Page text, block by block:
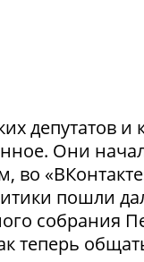
депутатов
Они
во
пошли
собрания
теперь